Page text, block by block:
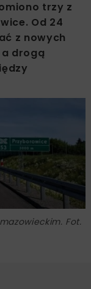
trzy z
Od 24
z nowych
drogą
Fot.